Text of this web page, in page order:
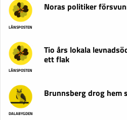
LÄNSPOSTEN
Noras politiker
LÄNSPOSTEN
Tio års lokala
ett flak
DALABYGDEN
Brunnsberg drog hem